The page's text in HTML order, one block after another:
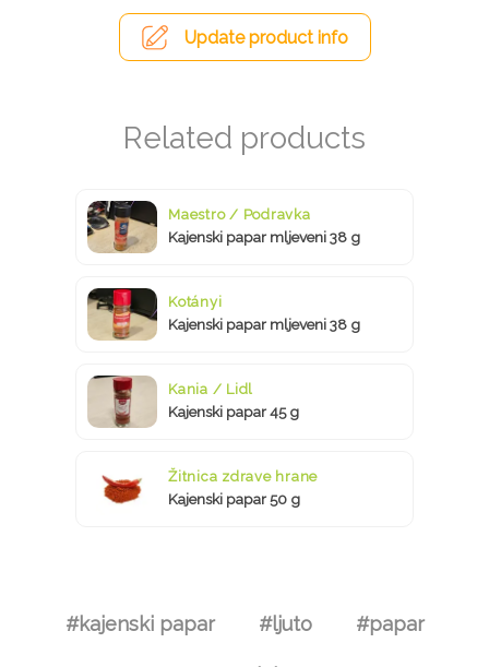
Update product info
Maestro / Podravka
Kajenski papar mljeveni 38 g
Kotányi
Kajenski papar mljeveni 38 g
Kania / Lidl
Kajenski papar 45 g
Žitnica zdrave hrane
Kajenski papar 50 g
#kajenski papar #ljuto #papar